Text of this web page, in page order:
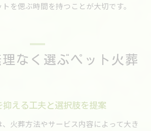
を偲ぶ時間を持つことが大切です。
なく選ぶペット火葬
抑える工夫と選択肢を提案
火葬方法やサービス内容によって大き